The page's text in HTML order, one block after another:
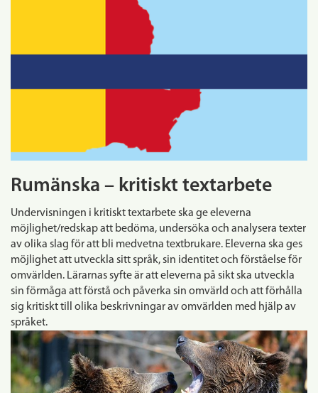
Rumänska – kritiskt textarbete
Undervisningen i kritiskt textarbete ska ge eleverna
möjlighet/redskap att bedöma, undersöka och analysera texter
av olika slag för att bli medvetna textbrukare. Eleverna ska ges
möjlighet att utveckla sitt språk, sin identitet och förståelse för
omvärlden. Lärarnas syfte är att eleverna på sikt ska utveckla
sin förmåga att förstå och påverka sin omvärld och att förhålla
sig kritiskt till olika beskrivningar av omvärlden med hjälp av
språket.